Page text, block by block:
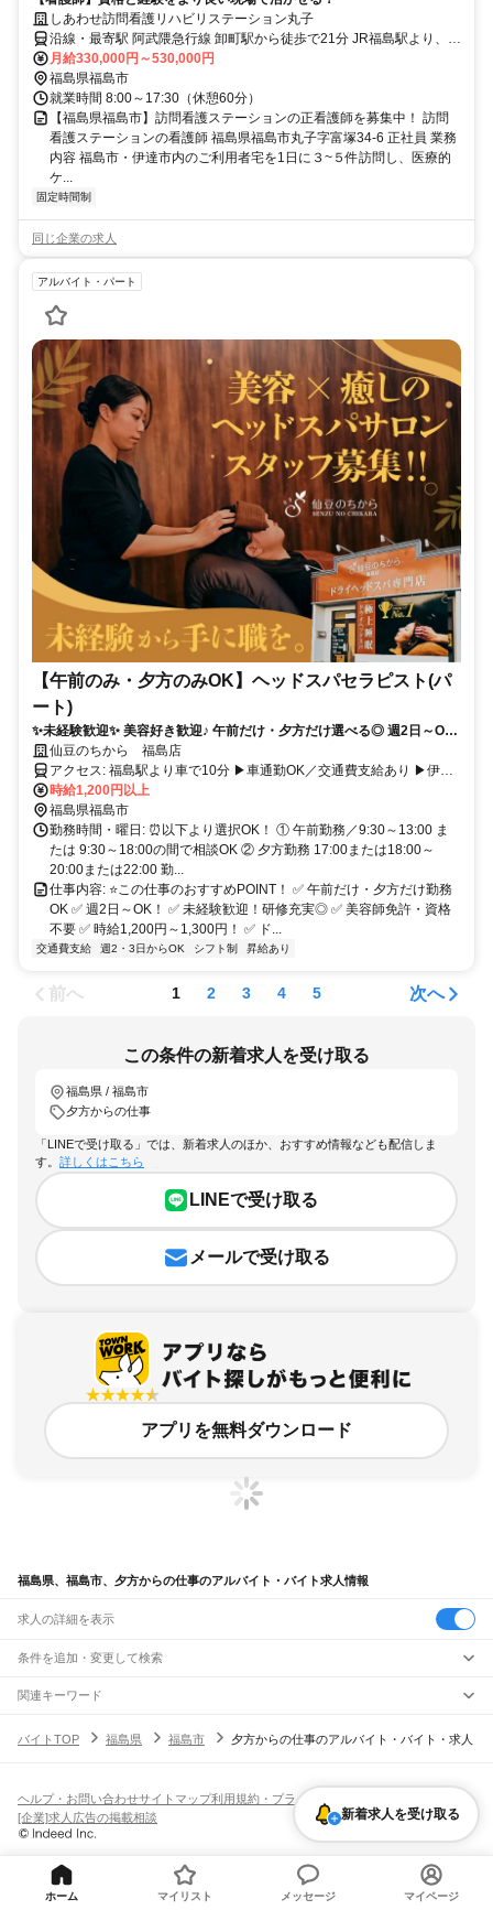
しあわせ訪問看護リハビリステーション丸子
沿線・最寄駅 阿武隈急行線 卸町駅から徒歩で21分 JR福島駅より、路
線バスで 最寄りのバス停（福島交通バス富塚バス停）まで２０分
月給330,000円～530,000円
福島県福島市
就業時間 8:00～17:30（休憩60分）
【福島県福島市】訪問看護ステーションの正看護師を募集中！ 訪問
看護ステーションの看護師 福島県福島市丸子字富塚34-6 正社員 業務
内容 福島市・伊達市内のご利用者宅を1日に３~５件訪問し、医療的
ケ...
固定時間制
同じ企業の求人
アルバイト・パート
【午前のみ・夕方のみOK】ヘッドスパセラピスト(パ
ート)
✨未経験歓迎✨ 美容好き歓迎♪ 午前だけ・夕方だけ選べる◎ 週2日～OK
／時給1,200円・1,300円／扶養内・Wワーク歓迎！
仙豆のちから 福島店
アクセス: 福島駅より車で10分 ▶車通勤OK／交通費支給あり ▶伊達
市・二本松市・伊達郡川俣町からもアクセス良好
時給1,200円以上
福島県福島市
勤務時間・曜日: ⏰以下より選択OK！ ① 午前勤務／9:30～13:00 ま
たは 9:30～18:00の間で相談OK ② 夕方勤務 17:00または18:00～
20:00または22:00 勤...
仕事内容: ⭐この仕事のおすすめPOINT！ ✅ 午前だけ・夕方だけ勤務
OK ✅ 週2日～OK！ ✅ 未経験歓迎！研修充実◎ ✅ 美容師免許・資格
不要 ✅ 時給1,200円～1,300円！ ✅ ド...
交通費支給 週2・3日からOK シフト制 昇給あり
前へ 1 2 3 4 5 次へ
この条件の新着求人を受け取る
福島県 / 福島市
夕方からの仕事
「LINEで受け取る」では、新着求人のほか、おすすめ情報なども配信しま
す。 詳しくはこちら
LINEで受け取る
メールで受け取る
アプリを無料ダウンロード
福島県、福島市、夕方からの仕事のアルバイト・バイト求人情報
求人の詳細を表示
条件を追加・変更して検索
市区町村を追加・変更
福島県すべて
大沼郡西白河郡東白川郡 石川郡 田村郡双葉郡 相馬郡
駅を追加・変更
白坂駅 新白河駅 白河駅 久田野駅 泉崎駅矢吹駅 鏡石駅須賀川駅安積永盛駅郡山駅
日和田駅五百川駅本宮駅杉田駅二本松駅安達駅松川駅金谷川駅南福島駅福島駅
東福島駅伊達駅桑折駅藤田駅
福島駅笹木野駅
JR磐越西線(郡山～会津若松)
飲食・フードサービス
飲食・フードサービス
ホールスタッフ
皿洗い・洗い場精肉・鮮魚加工
飲食店補助（開店・閉店準備）
飲食店（店長・マネージャー）
営業・販売
特徴を追加・変更
人気
ピアスOK
オープニングスタッフ
留学生・外国人活躍中
勤務期間
アルバイト・パート
正社員
都道府県を変更
関連キーワード
福島県 福島市 夜からの仕事 夜福島県 福島市 夕方 バイト
バイトTOP 福島県 福島市 夕方からの仕事のアルバイト・バイト・求人
新着求人を受け取る
ヘルプ・お問い合わせサイトマップ利用規約・プライバシーポリシー
[企業]求人広告の掲載相談
ホーム マイリスト メッセージ マイページ